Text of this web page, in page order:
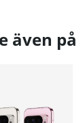
även på